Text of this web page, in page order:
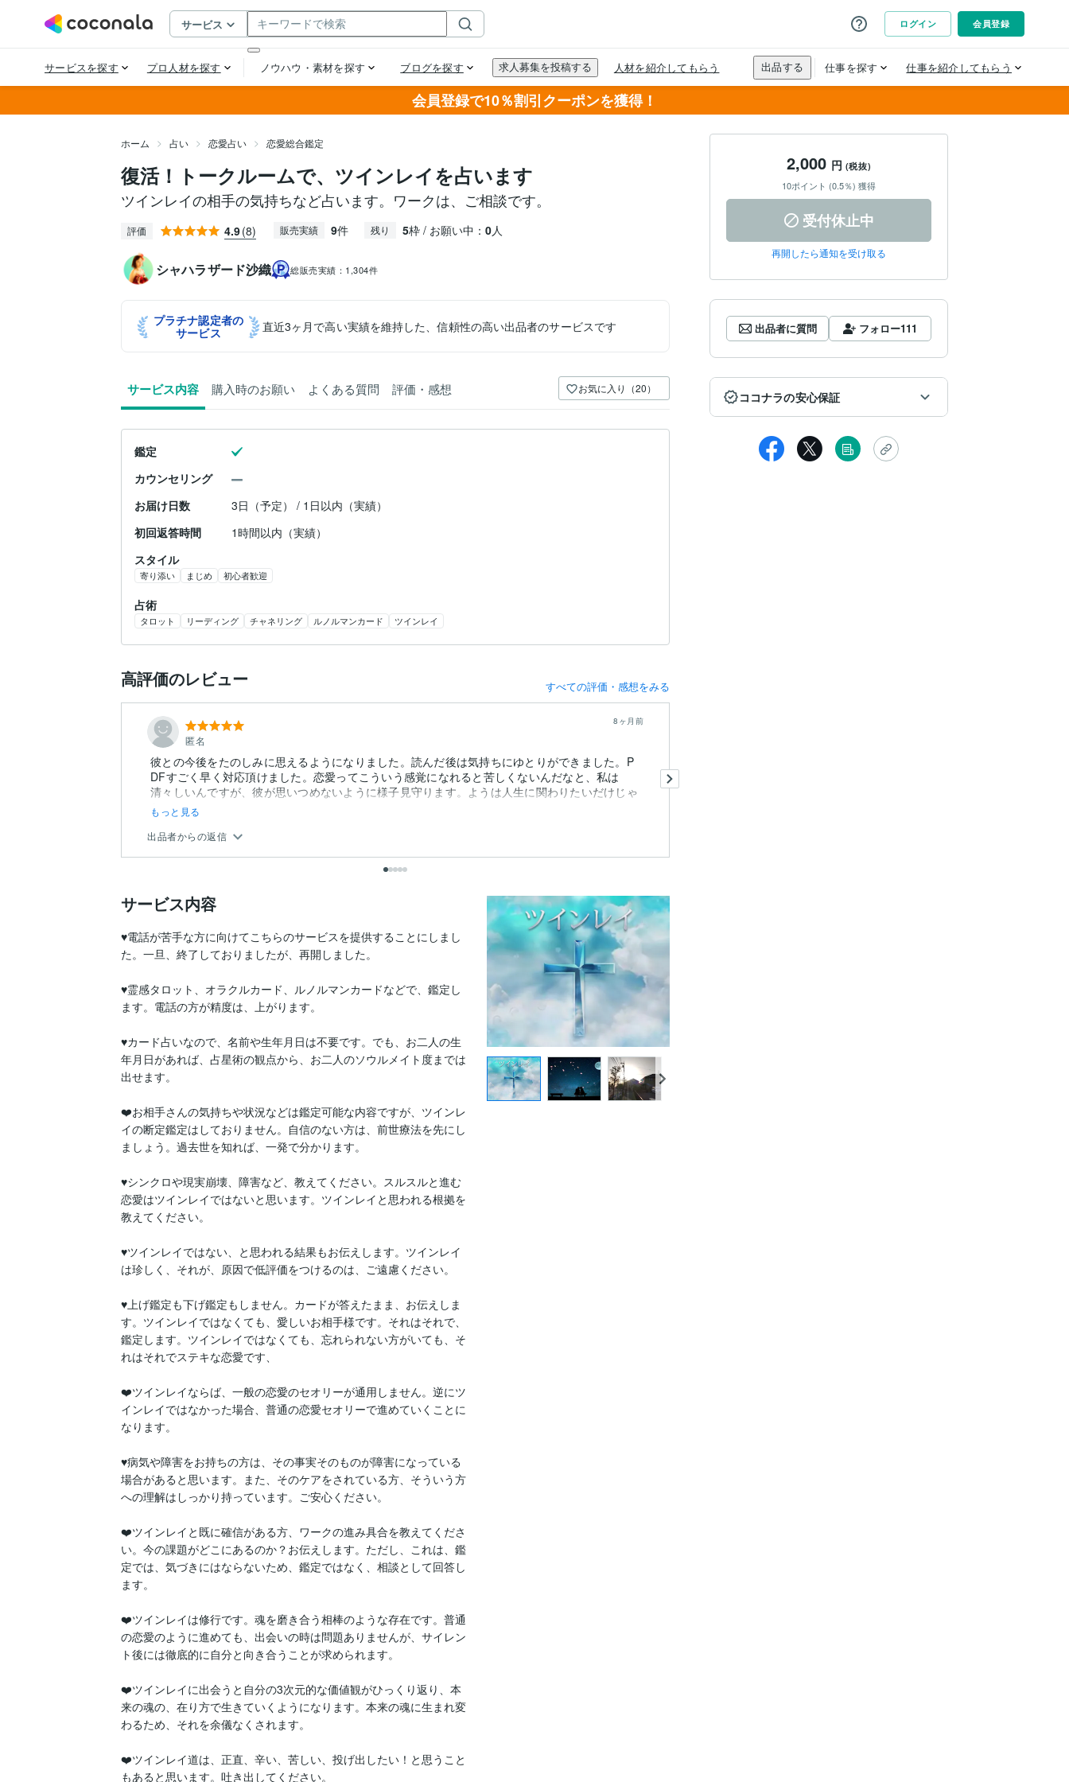
会員登録で10％割引クーポンを獲得！
ホーム 占い 恋愛占い 恋愛総合鑑定
復活！トークルームで、ツインレイを占います
ツインレイの相手の気持ちなど占います。ワークは、ご相談です。
評価 4.9(8) 販売実績 9件 残り 5枠 / お願い中： 0人
シャハラザード沙織 総販売実績： 1,304件
プラチナ認定者の
サービス
直近3ヶ月で高い実績を維持した、信頼性の高い出品者のサービスです
サービス内容 購入時のお願い よくある質問 評価・感想 お気に入り（20）
鑑定
カウンセリング
お届け日数
3日（予定） / 1日以内（実績）
初回返答時間
1時間以内（実績）
スタイル
寄り添い まじめ 初心者歓迎
占術
タロット リーディング チャネリング ルノルマンカード ツインレイ
高評価のレビュー すべての評価・感想をみる
匿名
8ヶ月前
彼との今後をたのしみに思えるようになりました。読んだ後は気持ちにゆとりができました。P
DFすごく早く対応頂けました。恋愛ってこういう感覚になれると苦しくないんだなと、私は
清々しいんですが、彼が思いつめないように様子見守ります。ようは人生に関わりたいだけじゃ
な...
もっと見る
出品者からの返信
サービス内容
♥電話が苦手な方に向けてこちらのサービスを提供することにしまし
た。一旦、終了しておりましたが、再開しました。
♥霊感タロット、オラクルカード、ルノルマンカードなどで、鑑定し
ます。電話の方が精度は、上がります。
♥カード占いなので、名前や生年月日は不要です。でも、お二人の生
年月日があれば、占星術の観点から、お二人のソウルメイト度までは
出せます。
❤️お相手さんの気持ちや状況などは鑑定可能な内容ですが、ツインレ
イの断定鑑定はしておりません。自信のない方は、前世療法を先にし
ましょう。過去世を知れば、一発で分かります。
♥シンクロや現実崩壊、障害など、教えてください。スルスルと進む
恋愛はツインレイではないと思います。ツインレイと思われる根拠を
教えてください。
♥ツインレイではない、と思われる結果もお伝えします。ツインレイ
は珍しく、それが、原因で低評価をつけるのは、ご遠慮ください。
♥上げ鑑定も下げ鑑定もしません。カードが答えたまま、お伝えしま
す。ツインレイではなくても、愛しいお相手様です。それはそれで、
鑑定します。ツインレイではなくても、忘れられない方がいても、そ
れはそれでステキな恋愛です、
❤️ツインレイならば、一般の恋愛のセオリーが通用しません。逆にツ
インレイではなかった場合、普通の恋愛セオリーで進めていくことに
なります。
♥病気や障害をお持ちの方は、その事実そのものが障害になっている
場合があると思います。また、そのケアをされている方、そういう方
への理解はしっかり持っています。ご安心ください。
❤️ツインレイと既に確信がある方、ワークの進み具合を教えてくださ
い。今の課題がどこにあるのか？お伝えします。ただし、これは、鑑
定では、気づきにはならないため、鑑定ではなく、相談として回答し
ます。
❤️ツインレイは修行です。魂を磨き合う相棒のような存在です。普通
の恋愛のように進めても、出会いの時は問題ありませんが、サイレン
ト後には徹底的に自分と向き合うことが求められます。
❤️ツインレイに出会うと自分の3次元的な価値観がひっくり返り、本
来の魂の、在り方で生きていくようになります。本来の魂に生まれ変
わるため、それを余儀なくされます。
❤️ツインレイ道は、正直、辛い、苦しい、投げ出したい！と思うこと
もあると思います。吐き出してください。
2,000 円 (税抜)
10ポイント (0.5％) 獲得
受付休止中
再開したら通知を受け取る
出品者に質問 フォロー111
ココナラの安心保証